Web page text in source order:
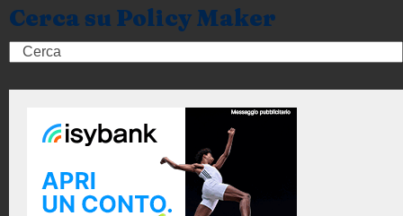
Cerca su Policy Maker
Search